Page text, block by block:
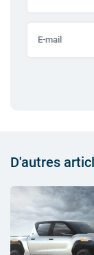
D'autres